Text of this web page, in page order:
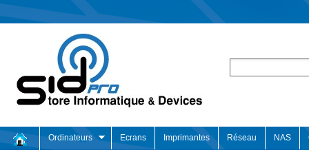
Ordinateurs Ecrans Imprimantes Réseau NAS